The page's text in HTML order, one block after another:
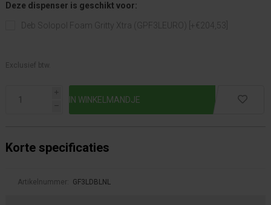
Deze dispenser is geschikt voor:
Deb Solopol Foam Gritty Xtra (GPF3LEURO) [+€204,53]
Exclusief btw.
i
h
Korte specificaties
Artikelnummer: GF3LDBLNL